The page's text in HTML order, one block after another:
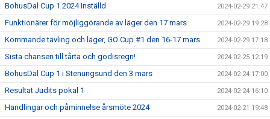
BohusDal Cup 1 2024 Inställd 2024-02-29 21:47
Funktionärer för möjliggörande av läger den 17 mars 2024-02-29 19:28
Kommande tävling och läger, GO Cup #1 den 16-17 mars 2024-02-29 17:18
Sista chansen till tårta och godisregn! 2024-02-25 12:19
BohusDal Cup 1 i Stenungsund den 3 mars 2024-02-24 17:00
Resultat Judits pokal 1 2024-02-24 16:10
Handlingar och påminnelse årsmöte 2024 2024-02-21 19:48